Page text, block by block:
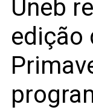
Uneb
edição